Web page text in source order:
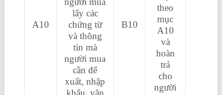
A10
lấy các
chứng từ
và thông
tin mà
người mua
cần để
xuất, nhập
khẩu, vận
B10
theo
mục
A10
và
hoàn
trả
cho
người